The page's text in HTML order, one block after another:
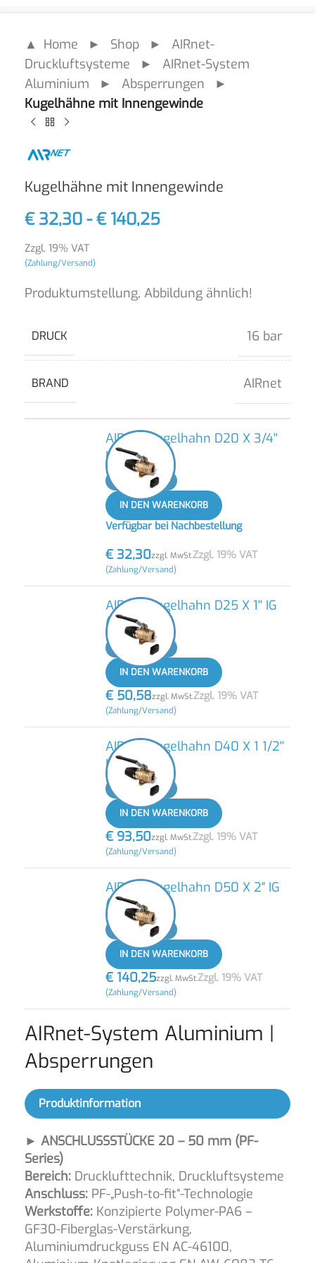
▲ Home ► Shop ► AIRnet-
Druckluftsysteme ► AIRnet-System
Aluminium ► Absperrungen ►
Kugelhähne mit Innengewinde
Kugelhähne mit Innengewinde
€32,30-€140,25
Zzgl. 19% VAT
(Zahlung/Versand)
Produktumstellung, Abbildung ähnlich!
DRUCK 16 bar
BRAND AIRnet
AIRnet Kugelhahn D20 X 3/4''
IG (NEU)
- +
IN DEN WARENKORB
€ 32,30zzgl. MwSt.
Verfügbar bei Nachbestellung
Zzgl. 19% VAT
(Zahlung/Versand)
AIRnet Kugelhahn D25 X 1'' IG
(NEU)
- +
IN DEN WARENKORB
€ 50,58zzgl. MwSt.Zzgl. 19% VAT
(Zahlung/Versand)
AIRnet Kugelhahn D40 X 1 1/2''
IG (NEU)
- +
IN DEN WARENKORB
€ 93,50zzgl. MwSt.Zzgl. 19% VAT
(Zahlung/Versand)
AIRnet Kugelhahn D50 X 2" IG
(NEU)
- +
IN DEN WARENKORB
€ 140,25zzgl. MwSt.Zzgl. 19% VAT
(Zahlung/Versand)
AIRnet-System Aluminium |
Absperrungen
Produktinformation
► ANSCHLUSSSTÜCKE 20 – 50 mm (PF-
Series)
Bereich: Drucklufttechnik, Druckluftsysteme
Anschluss: PF-„Push-to-fit“-Technologie
Werkstoffe: Konzipierte Polymer-PA6 –
GF30-Fiberglas-Verstärkung,
Aluminiumdruckguss EN AC-46100,